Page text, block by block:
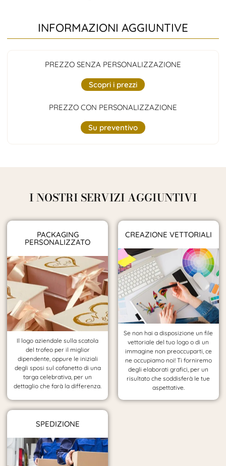
INFORMAZIONI AGGIUNTIVE
PREZZO SENZA PERSONALIZZAZIONE
Scopri i prezzi
PREZZO CON PERSONALIZZAZIONE
Su preventivo
I NOSTRI SERVIZI AGGIUNTIVI
PACKAGING
PERSONALIZZATO
Il logo aziendale sulla scatola
del trofeo per il miglior
dipendente, oppure le iniziali
degli sposi sul cofanetto di una
targa celebrativa, per un
dettaglio che farà la differenza.
CREAZIONE VETTORIALI
Se non hai a disposizione un file
vettoriale del tuo logo o di un
immagine non preoccuparti, ce
ne occupiamo noi! Ti forniremo
degli elaborati grafici, per un
risultato che soddisferà le tue
aspettative.
SPEDIZIONE